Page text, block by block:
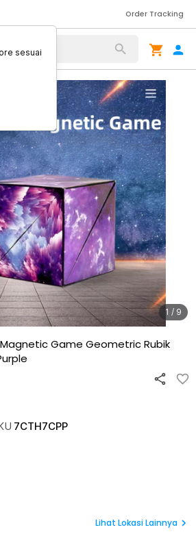
Order Tracking
1 / 9
Magnetic Game Geometric Rubik
7CTH7CPP
Lihat Lokasi Lainnya
sesuai